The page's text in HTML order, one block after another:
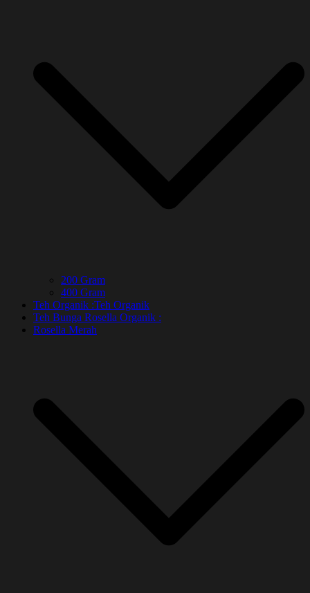
200 Gram
400 Gram
Teh Organik :Teh Organik
Teh Bunga Rosella Organik :
Rosella Merah